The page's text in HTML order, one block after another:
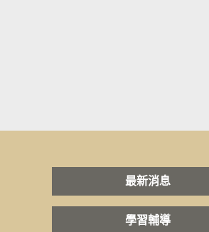
最新消息
學習輔導